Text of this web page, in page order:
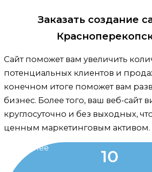
Заказать создание
Сайт поможет вам увеличить
потенциальных клиентов и
конечном итоге поможет вам
бизнес. Более того, ваш веб-сайт
круглосуточно и без выходных,
ценным маркетинговым активом.
Более 10